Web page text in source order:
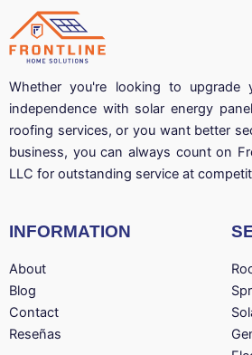
Whether you're looking to upgrade
independence with solar energy
roofing services, or you want better
business, you can always count on
LLC for outstanding service at
INFORMATION
About
Blog
Contact
Reseñas